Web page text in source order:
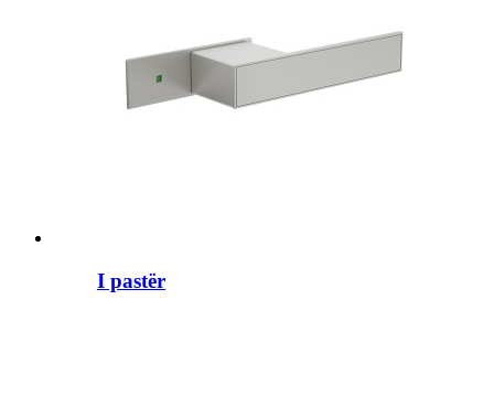
I pastër